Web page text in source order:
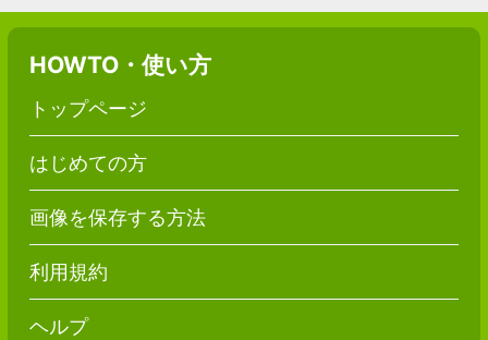
HOWTO・使い方
トップページ
はじめての方
画像を保存する方法
利用規約
ヘルプ